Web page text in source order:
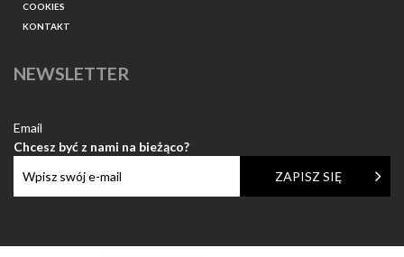
COOKIES
KONTAKT
NEWSLETTER
Email
Chcesz być z nami na bieżąco?